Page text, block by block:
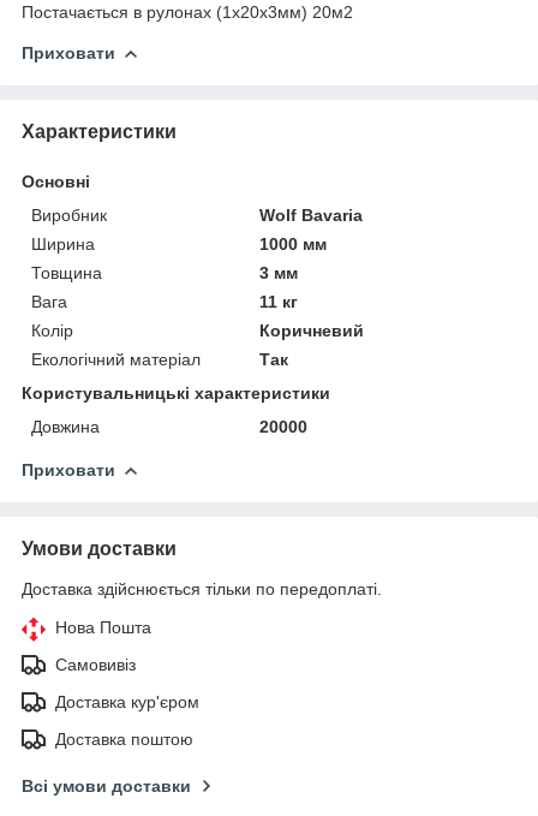
Постачається в рулонах (1х20х3мм) 20м2
Приховати
Характеристики
Основні
Виробник
Wolf Bavaria
Ширина
1000 мм
Товщина
3 мм
Вага
11 кг
Колір
Коричневий
Екологічний матеріал
Так
Користувальницькі характеристики
Довжина
20000
Приховати
Умови доставки
Доставка здійснюється тільки по передоплаті.
Нова Пошта
Самовивіз
Доставка кур'єром
Доставка поштою
Всі умови доставки